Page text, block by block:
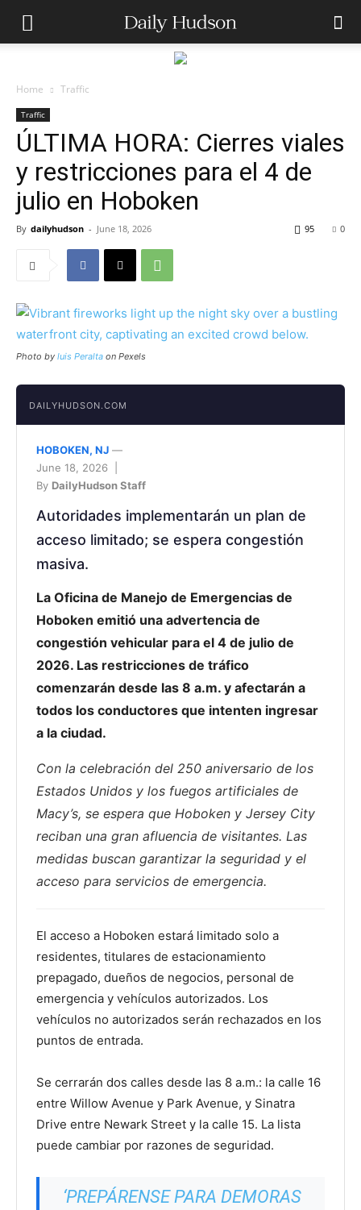
Home Traffic
Traffic
ÚLTIMA HORA: Cierres viales
y restricciones para el 4 de
julio en Hoboken
By dailyhudson - June 18, 2026 0
95
Photo by luis Peralta on Pexels
DAILYHUDSON.COM
HOBOKEN, NJ —
June 18, 2026 |
By DailyHudson Staff
Autoridades implementarán un plan de
acceso limitado; se espera congestión
masiva.
La Oficina de Manejo de Emergencias de
Hoboken emitió una advertencia de
congestión vehicular para el 4 de julio de
2026. Las restricciones de tráfico
comenzarán desde las 8 a.m. y afectarán a
todos los conductores que intenten ingresar
a la ciudad.
Con la celebración del 250 aniversario de los
Estados Unidos y los fuegos artificiales de
Macy’s, se espera que Hoboken y Jersey City
reciban una gran afluencia de visitantes. Las
medidas buscan garantizar la seguridad y el
acceso para servicios de emergencia.
El acceso a Hoboken estará limitado solo a
residentes, titulares de estacionamiento
prepagado, dueños de negocios, personal de
emergencia y vehículos autorizados. Los
vehículos no autorizados serán rechazados en los
puntos de entrada.
Se cerrarán dos calles desde las 8 a.m.: la calle 16
entre Willow Avenue y Park Avenue, y Sinatra
Drive entre Newark Street y la calle 15. La lista
puede cambiar por razones de seguridad.
‘PREPÁRENSE PARA DEMORAS